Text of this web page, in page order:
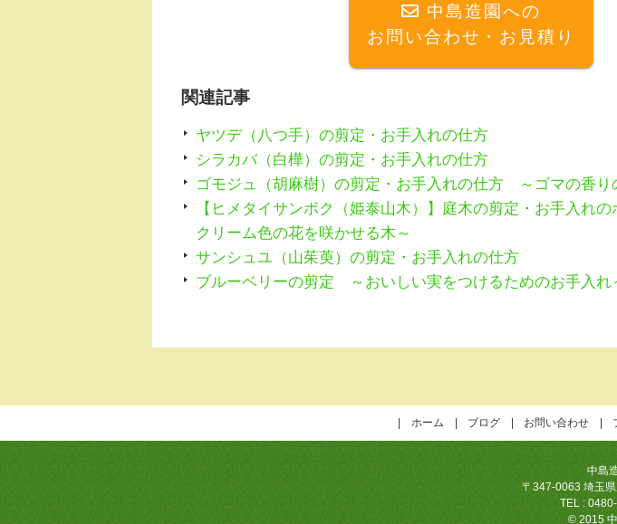
k
中島造園への
お問い合わせ・お見積り
関連記事
ヤツデ（八つ手）の剪定・お手入れの仕方
シラカバ（白樺）の剪定・お手入れの仕方
ゴモジュ（胡麻樹）の剪定・お手入れの仕方 ～ゴマの香り
【ヒメタイサンボク（姫泰山木）】庭木の剪定・お手入れ
クリーム色の花を咲かせる木～
サンシュユ（山茱萸）の剪定・お手入れの仕方
ブルーベリーの剪定 ～おいしい実をつけるためのお手入れ
ホーム ブログ お問い合わせ
中島
〒347-0063 埼玉
TEL :
© 2015